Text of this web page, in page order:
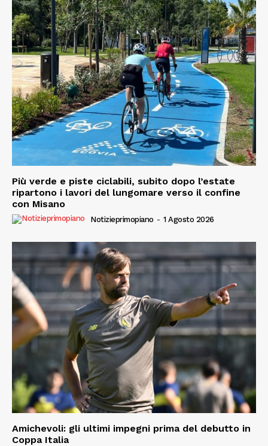
Più verde e piste ciclabili, subito dopo l’estate
ripartono i lavori del lungomare verso il confine
con Misano
Notizieprimopiano - 1 Agosto 2026
Amichevoli: gli ultimi impegni prima del debutto in
Coppa Italia